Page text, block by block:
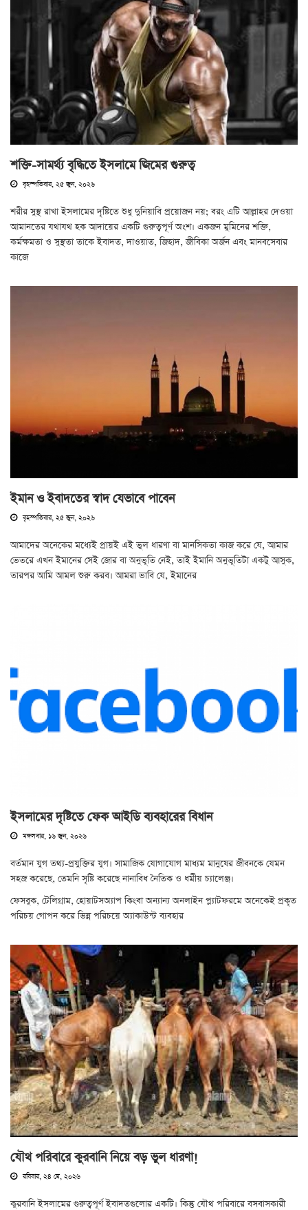
শক্তি-সামর্থ্য বৃদ্ধিতে ইসলামে জিমের গুরুত্ব
বৃহস্পতিবার, ২৫ জুন, ২০২৬
শরীর সুস্থ রাখা ইসলামের দৃষ্টিতে শুধু দুনিয়াবি প্রয়োজন নয়; বরং এটি আল্লাহর দেওয়া
আমানতের যথাযথ হক আদায়ের একটি গুরুত্বপূর্ণ অংশ। একজন মুমিনের শক্তি,
কর্মক্ষমতা ও সুস্থতা তাকে ইবাদত, দাওয়াত, জিহাদ, জীবিকা অর্জন এবং মানবসেবার
কাজে
ইমান ও ইবাদতের স্বাদ যেভাবে পাবেন
বৃহস্পতিবার, ২৫ জুন, ২০২৬
আমাদের অনেকের মধ্যেই প্রায়ই এই ভুল ধারণা বা মানসিকতা কাজ করে যে, আমার
ভেতরে এখন ইমানের সেই জোর বা অনুভূতি নেই, তাই ইমানি অনুভূতিটা একটু আসুক,
তারপর আমি আমল শুরু করব। আমরা ভাবি যে, ইমানের
ইসলামের দৃষ্টিতে ফেক আইডি ব্যবহারের বিধান
মঙ্গলবার, ১৬ জুন, ২০২৬
বর্তমান যুগ তথ্য-প্রযুক্তির যুগ। সামাজিক যোগাযোগ মাধ্যম মানুষের জীবনকে যেমন
সহজ করেছে, তেমনি সৃষ্টি করেছে নানাবিধ নৈতিক ও ধর্মীয় চ্যালেঞ্জ।
ফেসবুক, টেলিগ্রাম, হোয়াটসঅ্যাপ কিংবা অন্যান্য অনলাইন প্ল্যাটফরমে অনেকেই প্রকৃত
পরিচয় গোপন করে ভিন্ন পরিচয়ে অ্যাকাউন্ট ব্যবহার
যৌথ পরিবারে কুরবানি নিয়ে বড় ভুল ধারণা!
রবিবার, ২৪ মে, ২০২৬
কুরবানি ইসলামের গুরুত্বপূর্ণ ইবাদতগুলোর একটি। কিন্তু যৌথ পরিবারে বসবাসকারী